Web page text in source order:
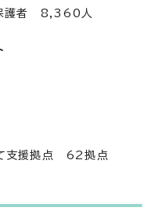
保護者 8,360人
支援拠点 62拠点